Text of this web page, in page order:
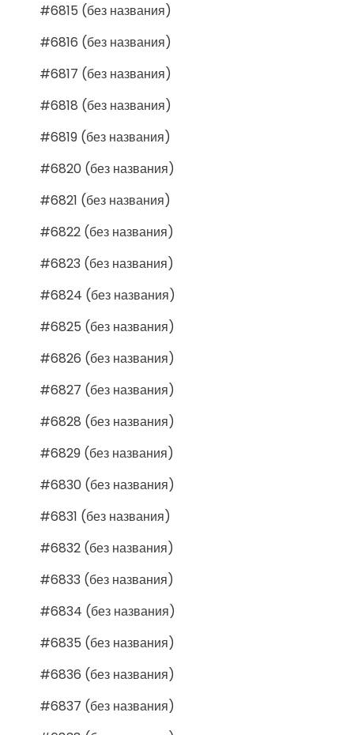
#6815 (без названия)
#6816 (без названия)
#6817 (без названия)
#6818 (без названия)
#6819 (без названия)
#6820 (без названия)
#6821 (без названия)
#6822 (без названия)
#6823 (без названия)
#6824 (без названия)
#6825 (без названия)
#6826 (без названия)
#6827 (без названия)
#6828 (без названия)
#6829 (без названия)
#6830 (без названия)
#6831 (без названия)
#6832 (без названия)
#6833 (без названия)
#6834 (без названия)
#6835 (без названия)
#6836 (без названия)
#6837 (без названия)